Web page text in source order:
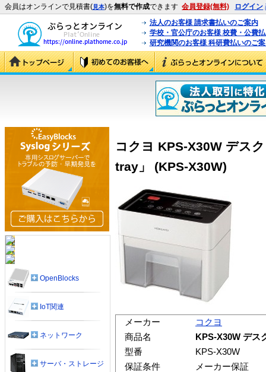
会員はオンラインで見積書(見本)を無料で作成できます 会員登録(無料) ログイン
法人のお客様 請求書払いのご案内
学校・官公庁のお客様 校費・公費
研究機関のお客様 科研費払いのご
コクヨ KPS-X30W デス
tray」 (KPS-X30W)
メーカー
コクヨ
商品名
KPS-X30W デス
型番
KPS-X30W
保証条件
メーカー保証
OpenBlocks
IoT関連
ネットワーク
サーバ・ストレージ